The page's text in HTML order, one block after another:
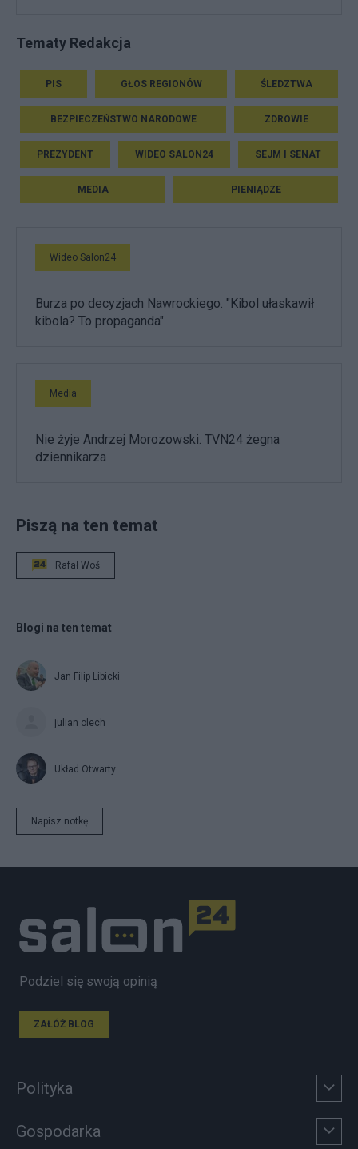
Tematy Redakcja
PIS GŁOS REGIONÓW ŚLEDZTWA
BEZPIECZEŃSTWO NARODOWE ZDROWIE
PREZYDENT WIDEO SALON24 SEJM I SENAT
MEDIA PIENIĄDZE
Wideo Salon24
Burza po decyzjach Nawrockiego. "Kibol ułaskawił
kibola? To propaganda"
Media
Nie żyje Andrzej Morozowski. TVN24 żegna
dziennikarza
Piszą na ten temat
Rafał Woś
Blogi na ten temat
Jan Filip Libicki
julian olech
Układ Otwarty
Napisz notkę
Podziel się swoją opinią
ZAŁÓŻ BLOG
Polityka
Gospodarka